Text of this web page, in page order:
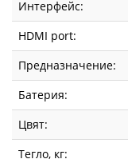
Интерфейс:
HDMI port:
Предназначение:
Батерия:
Цвят:
Тегло, кг: